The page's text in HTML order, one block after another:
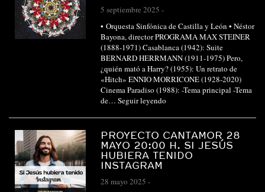
5 septiembre 2025 -
• Orquesta Sinfónica de Castilla y León • Néstor
Bayona, director PROGRAMA MAX STEINER
(1888-1971) Casablanca (1942): Suite
BERNARD HERRMANN (1911-1975) Pero,
¿quién mató a Harry? (1955): Un retrato de
«Hitch» ENNIO MORRICONE (1928-2020)
Cinema Paradiso (1988): -Tema principal -Tema
de… Seguir leyendo
PROYECTO CANTAMOR 28
MAYO 20:00 H. SI JESÚS
HUBIERA TENIDO
INSTAGRAM
28 mayo 2025 -